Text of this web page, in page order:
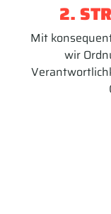
2.
Mit
wir